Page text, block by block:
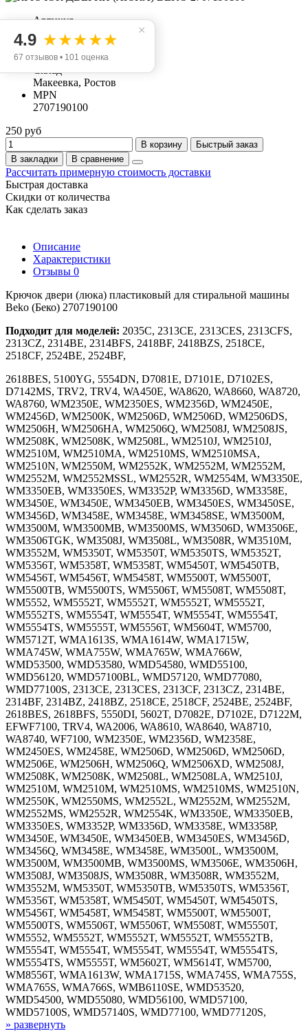
Артикул
3-090049
Производитель
Beko
Склад
Макеевка, Ростов
MPN
2707190100
250 руб
В корзину
Быстрый заказ
В закладки
В сравнение
Рассчитать примерную стоимость доставки
Быстрая доставка
Скидки от количества
Как сделать заказ
Описание
Характеристики
Отзывы 0
Крючок двери (люка) пластиковый для стиральной машины
Beko (Беко) 2707190100
Подходит для моделей: 2035C, 2313CE, 2313CES, 2313CFS,
2313CZ, 2314BE, 2314BFS, 2418BF, 2418BZS, 2518CE,
2518CF, 2524BE, 2524BF,
2618BES, 5100YG, 5554DN, D7081E, D7101E, D7102ES,
D7142MS, TRV2, TRV4, WA450E, WA8620, WA8660, WA8720,
WA8760, WM2350E, WM2350ES, WM2356D, WM2450E,
WM2456D, WM2500K, WM2506D, WM2506D, WM2506DS,
WM2506H, WM2506HA, WM2506Q, WM2508J, WM2508JS,
WM2508K, WM2508K, WM2508L, WM2510J, WM2510J,
WM2510M, WM2510MA, WM2510MS, WM2510MSA,
WM2510N, WM2550M, WM2552K, WM2552M, WM2552M,
WM2552M, WM2552MSSL, WM2552R, WM2554M, WM3350E,
WM3350EB, WM3350ES, WM3352P, WM3356D, WM3358E,
WM3450E, WM3450E, WM3450EB, WM3450ES, WM3450SE,
WM3456D, WM3458E, WM3458E, WM3458SE, WM3500M,
WM3500M, WM3500MB, WM3500MS, WM3506D, WM3506E,
WM3506TGK, WM3508J, WM3508L, WM3508R, WM3510M,
WM3552M, WM5350T, WM5350T, WM5350TS, WM5352T,
WM5356T, WM5358T, WM5358T, WM5450T, WM5450TB,
WM5456T, WM5456T, WM5458T, WM5500T, WM5500T,
WM5500TB, WM5500TS, WM5506T, WM5508T, WM5508T,
WM5552, WM5552T, WM5552T, WM5552T, WM5552T,
WM5552TS, WM5554T, WM5554T, WM5554T, WM5554T,
WM5554TS, WM5555T, WM5556T, WM5604T, WM5700,
WM5712T, WMA1613S, WMA1614W, WMA1715W,
WMA745W, WMA755W, WMA765W, WMA766W,
WMD53500, WMD53580, WMD54580, WMD55100,
WMD56120, WMD57100BL, WMD57120, WMD77080,
WMD77100S, 2313CE, 2313CES, 2313CF, 2313CZ, 2314BE,
2314BF, 2314BZ, 2418BZ, 2518CE, 2518CF, 2524BE, 2524BF,
2618BES, 2618BFS, 5550DI, 5602T, D7082E, D7102E, D7122M,
EFWF7100, TRV4, WA2006, WA8610, WA8640, WA8710,
WA8740, WF7100, WM2350E, WM2356D, WM2358E,
WM2450ES, WM2458E, WM2506D, WM2506D, WM2506D,
WM2506E, WM2506H, WM2506Q, WM2506XD, WM2508J,
WM2508K, WM2508K, WM2508L, WM2508LA, WM2510J,
WM2510M, WM2510M, WM2510MS, WM2510MS, WM2510N,
WM2550K, WM2550MS, WM2552L, WM2552M, WM2552M,
WM2552MS, WM2552R, WM2554K, WM3350E, WM3350EB,
WM3350ES, WM3352P, WM3356D, WM3358E, WM3358P,
WM3450E, WM3450E, WM3450EB, WM3450ES, WM3456D,
WM3456Q, WM3458E, WM3458E, WM3500L, WM3500M,
WM3500M, WM3500MB, WM3500MS, WM3506E, WM3506H,
WM3508J, WM3508JS, WM3508R, WM3508R, WM3552M,
WM3552M, WM5350T, WM5350TB, WM5350TS, WM5356T,
WM5356T, WM5358T, WM5450T, WM5450T, WM5450TS,
WM5456T, WM5458T, WM5458T, WM5500T, WM5500T,
WM5500TS, WM5506T, WM5506T, WM5508T, WM5550T,
WM5552, WM5552T, WM5552T, WM5552T, WM5552TB,
WM5554T, WM5554T, WM5554T, WM5554T, WM5554TS,
WM5554TS, WM5555T, WM5602T, WM5614T, WM5700,
WM8556T, WMA1613W, WMA1715S, WMA745S, WMA755S,
WMA765S, WMA766S, WMB6110SE, WMD53520,
WMD54500, WMD55080, WMD56100, WMD57100,
WMD57100S, WMD57140S, WMD77100, WMD77120S,
» развернуть
×
4.9 ★★★★★
67 отзывов • 101 оценка